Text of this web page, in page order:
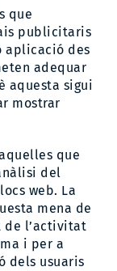
que
publicitaris
aplicació des
adequar
aquesta sigui
mostrar
que
del
web. La
mena de
de l’activitat
i per a
dels usuaris